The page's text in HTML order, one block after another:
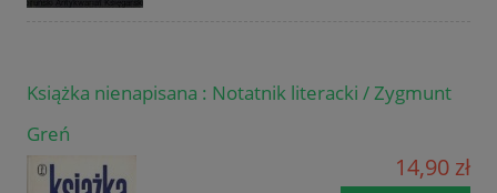
Książka nienapisana : Notatnik literacki / Zygmunt
Greń
14,90 zł